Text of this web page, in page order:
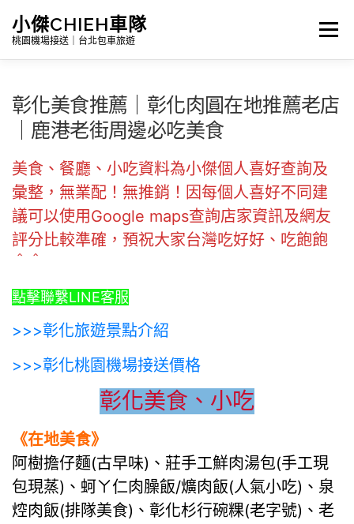
至
主
內
小傑CHIEH車隊
桃園機場接送｜台北包車旅遊
選單
Search
首頁 公告訊息｜最新消息
詳細報價|包車及機場接送
台灣景點介紹｜包車旅遊路線
彰化美食推薦｜彰化肉圓在地推薦老店
｜鹿港老街周邊必吃美食
美食、餐廳、小吃資料為小傑個人喜好查詢及
彙整，無業配！無推銷！因每個人喜好不同建
議可以使用Google maps查詢店家資訊及網友
評分比較準確，預祝大家台灣吃好好、吃飽飽
點擊聯繫LINE客服
>>>彰化旅遊景點介紹
>>>彰化桃園機場接送價格
彰化美食、小吃
《在地美食》
阿樹擔仔麵(古早味)、莊手工鮮肉湯包(手工現
包現蒸)、蚵ㄚ仁肉臊飯/爌肉飯(人氣小吃)、泉
焢肉飯(排隊美食)、彰化杉行碗粿(老字號)、老